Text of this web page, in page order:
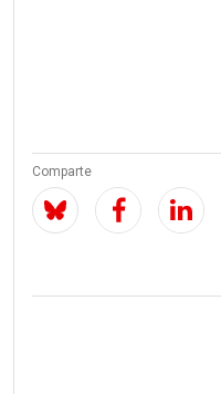
Comparte